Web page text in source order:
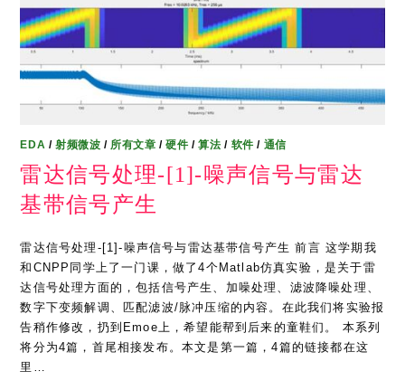
EDA /射频微波 / 所有文章 /硬件 /算法 / 软件 / 通信
雷达信号处理-[1]-噪声信号与雷达
基带信号产生
雷达信号处理-[1]-噪声信号与雷达基带信号产生 前言 这学期我
和CNPP同学上了一门课，做了4个Matlab仿真实验，是关于雷
达信号处理方面的，包括信号产生、加噪处理、滤波降噪处理、
数字下变频解调、匹配滤波/脉冲压缩的内容。在此我们将实验报
告稍作修改，扔到Emoe上，希望能帮到后来的童鞋们。 本系列
将分为4篇，首尾相接发布。本文是第一篇，4篇的链接都在这
里…